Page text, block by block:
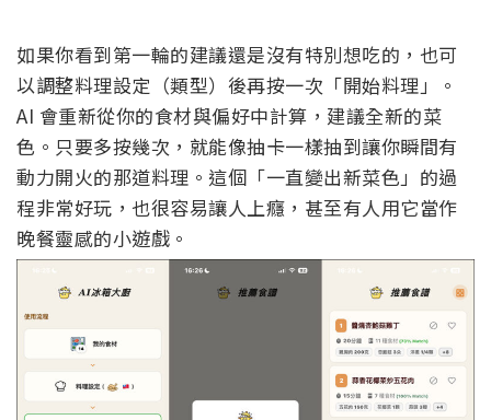
如果你看到第一輪的建議還是沒有特別想吃的，也可
以調整料理設定（類型）後再按一次「開始料理」。
AI 會重新從你的食材與偏好中計算，建議全新的菜
色。只要多按幾次，就能像抽卡一樣抽到讓你瞬間有
動力開火的那道料理。這個「一直變出新菜色」的過
程非常好玩，也很容易讓人上癮，甚至有人用它當作
晚餐靈感的小遊戲。